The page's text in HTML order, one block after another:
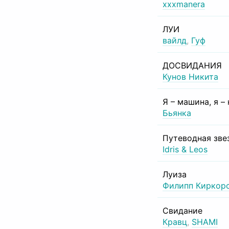
xxxmanera
ЛУИ
вайлд, Гуф
ДОСВИДАНИЯ
Кунов Никита
Я – машина, я –
Бьянка
Путеводная
Idris & Leos
Луиза
Филипп
Свидание
Кравц, SHAMI